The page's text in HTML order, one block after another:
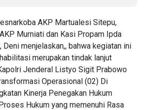
AKP Martualesi Sitepu,
Murniati dan Kasi Propam Ipda
Deni menjelaskan,, bahwa kegiatan ini
merupakan tindak lanjut
Jenderal Listyo Sigit Prabowo
Operasional (02) Di
Kinerja Penegakan Hukum
Hukum yang memenuhi Rasa